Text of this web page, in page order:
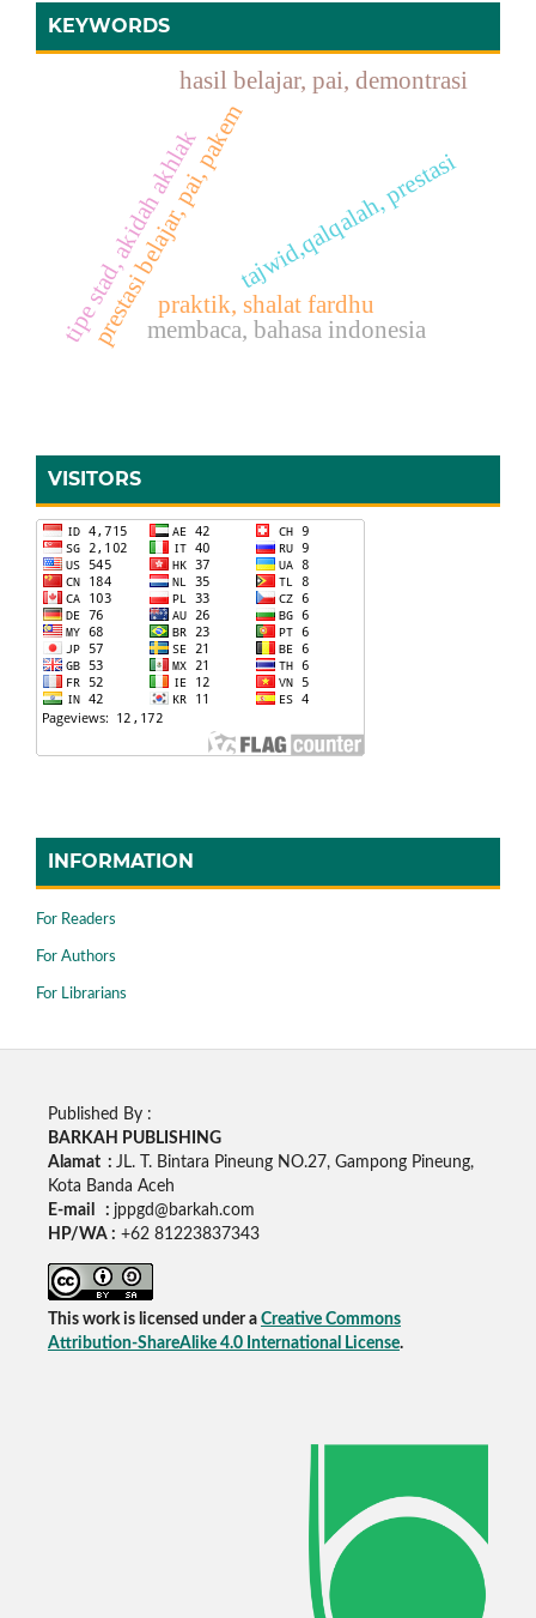
KEYWORDS
prestasi belajar, pai, pakem
hasil belajar, pai, demontrasi
tipe stad, akidah akhlak tajwid,qalqalah, prestasi
praktik, shalat fardhu
membaca, bahasa indonesia
VISITORS
INFORMATION
For Readers
For Authors
For Librarians
Published By :
BARKAH PUBLISHING
Alamat : JL. T. Bintara Pineung NO.27, Gampong Pineung,
Kota Banda Aceh
E-mail : jppgd@barkah.com
HP/WA : +62 81223837343
This work is licensed under a Creative Commons
Attribution-ShareAlike 4.0 International License.